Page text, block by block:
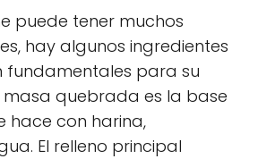
puede tener muchos
hay algunos ingredientes
fundamentales para su
quebrada es la base
hace con harina,
El relleno principal